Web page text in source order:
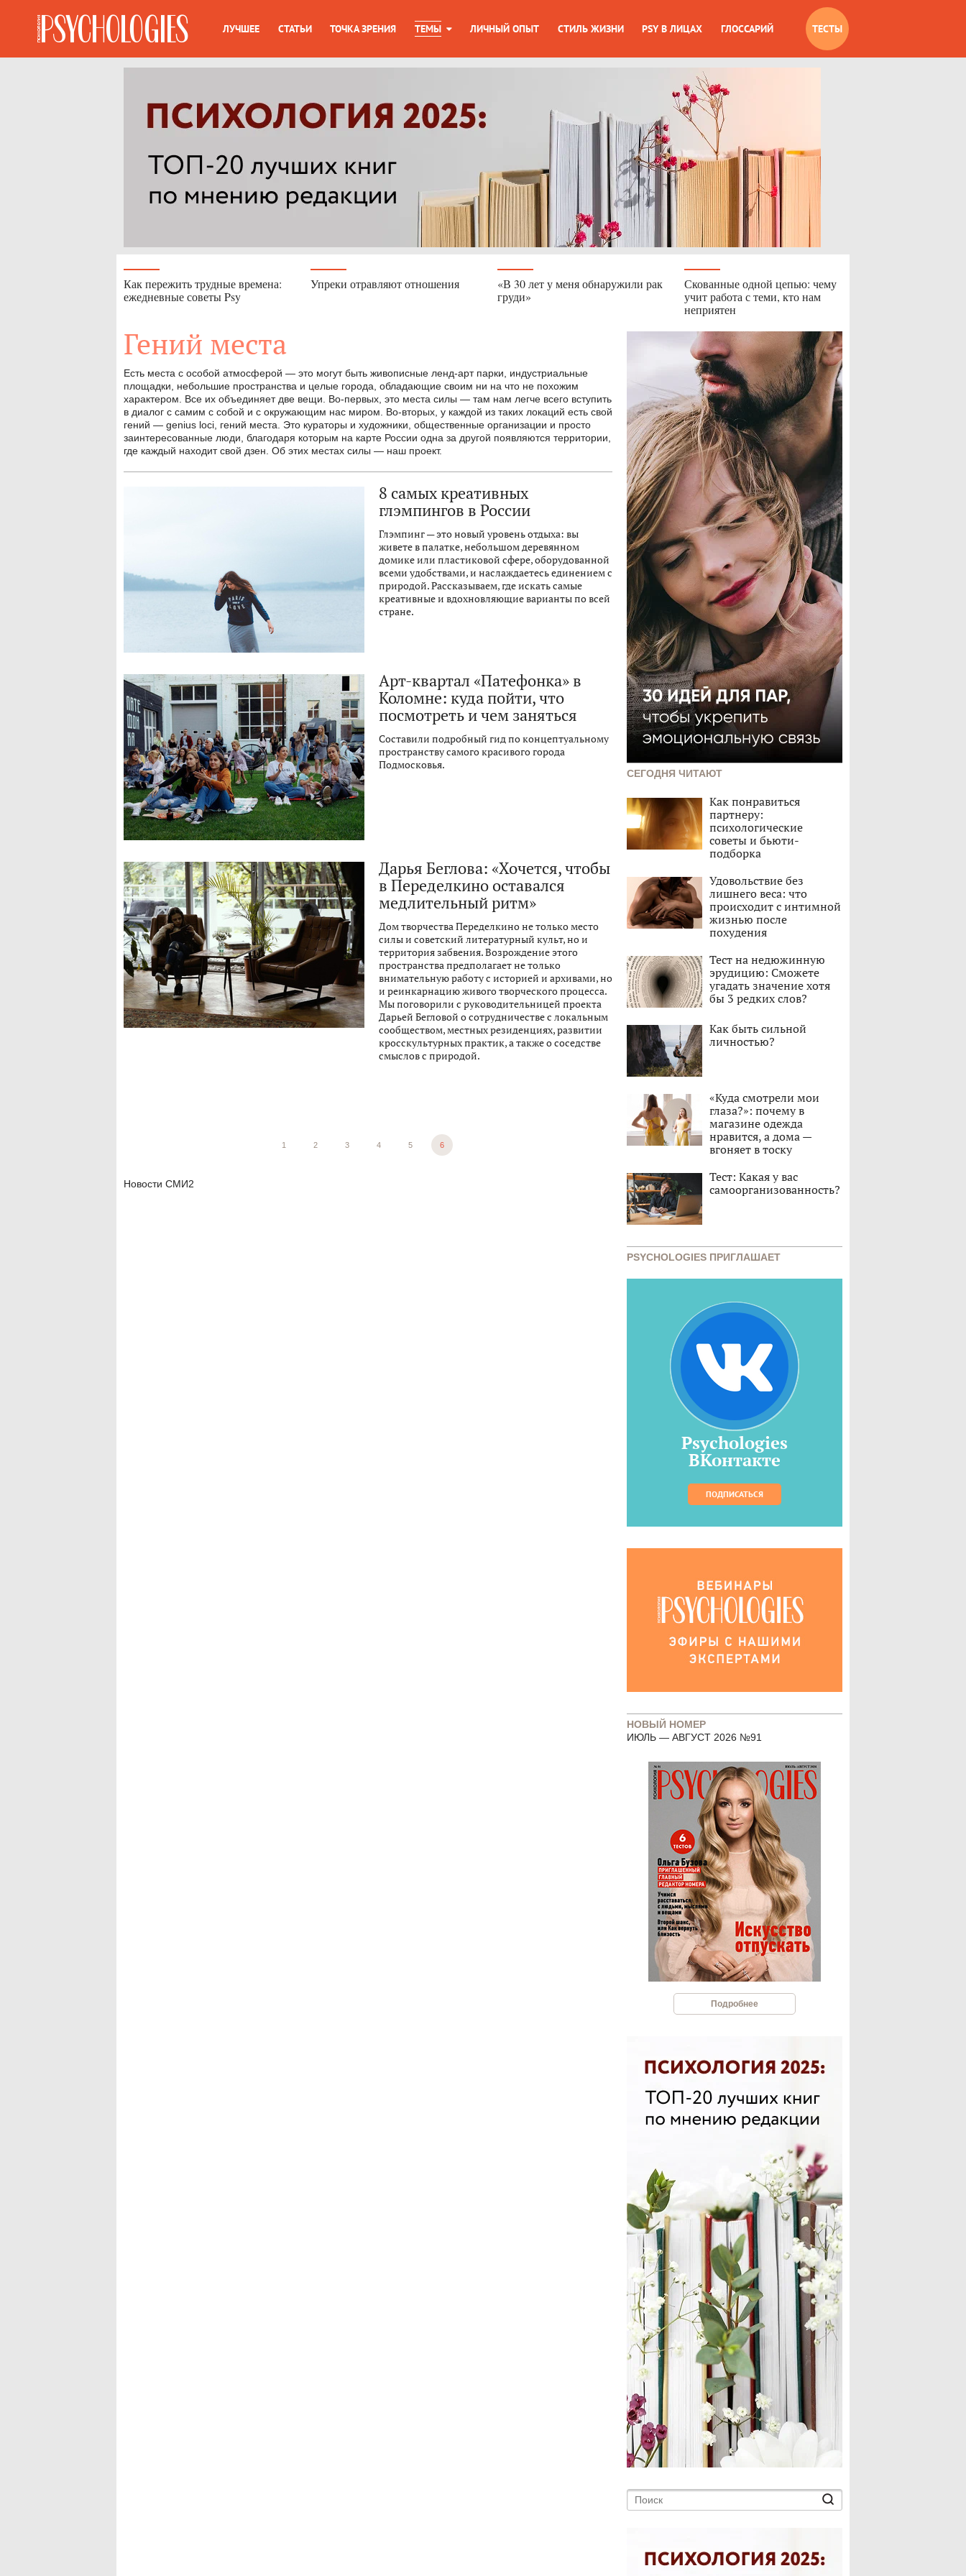
ЛУЧШЕЕ СТАТЬИ ТОЧКА ЗРЕНИЯ ТЕМЫ ЛИЧНЫЙ ОПЫТ СТИЛЬ ЖИЗНИ PSY В ЛИЦАХ ГЛОССАРИЙ ТЕСТЫ
Как пережить трудные времена:
ежедневные советы Psy
Упреки отравляют отношения
«В 30 лет у меня обнаружили рак
груди»
Скованные одной цепью: чему
учит работа с теми, кто нам
неприятен
Гений места
Есть места с особой атмосферой — это могут быть живописные ленд-арт парки, индустриальные
площадки, небольшие пространства и целые города, обладающие своим ни на что не похожим
характером. Все их объединяет две вещи. Во-первых, это места силы — там нам легче всего вступить
в диалог с самим с собой и с окружающим нас миром. Во-вторых, у каждой из таких локаций есть свой
гений — genius loci, гений места. Это кураторы и художники, общественные организации и просто
заинтересованные люди, благодаря которым на карте России одна за другой появляются территории,
где каждый находит свой дзен. Об этих местах силы — наш проект.
8 самых креативных
глэмпингов в России
Глэмпинг — это новый уровень отдыха: вы
живете в палатке, небольшом деревянном
домике или пластиковой сфере, оборудованной
всеми удобствами, и наслаждаетесь единением с
природой. Рассказываем, где искать самые
креативные и вдохновляющие варианты по всей
стране.
Арт-квартал «Патефонка» в
Коломне: куда пойти, что
посмотреть и чем заняться
Составили подробный гид по концептуальному
пространству самого красивого города
Подмосковья.
Дарья Беглова: «Хочется, чтобы
в Переделкино оставался
медлительный ритм»
Дом творчества Переделкино не только место
силы и советский литературный культ, но и
территория забвения. Возрождение этого
пространства предполагает не только
внимательную работу с историей и архивами, но
и реинкарнацию живого творческого процесса.
Мы поговорили с руководительницей проекта
Дарьей Бегловой о сотрудничестве с локальным
сообществом, местных резиденциях, развитии
кросскультурных практик, а также о соседстве
смыслов с природой.
1 2 3 4 5 6
Новости СМИ2
СЕГОДНЯ ЧИТАЮТ
Как понравиться
партнеру:
психологические
советы и бьюти-
подборка
Удовольствие без
лишнего веса: что
происходит с интимной
жизнью после
похудения
Тест на недюжинную
эрудицию: Сможете
угадать значение хотя
бы 3 редких слов?
Как быть сильной
личностью?
«Куда смотрели мои
глаза?»: почему в
магазине одежда
нравится, а дома —
вгоняет в тоску
Тест: Какая у вас
самоорганизованность?
PSYCHOLOGIES ПРИГЛАШАЕТ
Psychologies
ВКонтакте
ПОДПИСАТЬСЯ
НОВЫЙ НОМЕР
ИЮЛЬ — АВГУСТ 2026 №91
Подробнее